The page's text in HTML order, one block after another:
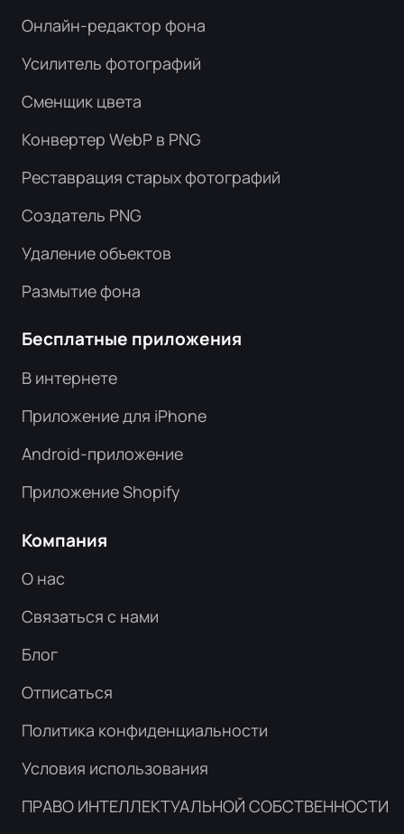
Онлайн-редактор фона
Усилитель фотографий
Сменщик цвета
Конвертер WebP в PNG
Реставрация старых фотографий
Создатель PNG
Удаление объектов
Размытие фона
Бесплатные приложения
В интернете
Приложение для iPhone
Android-приложение
Приложение Shopify
Компания
О нас
Связаться с нами
Блог
Отписаться
Политика конфиденциальности
Условия использования
ПРАВО ИНТЕЛЛЕКТУАЛЬНОЙ СОБСТВЕННОСТИ